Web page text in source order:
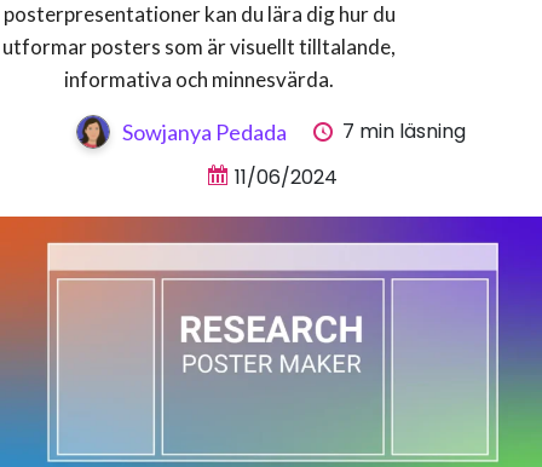
posterpresentationer kan du lära dig hur du
utformar posters som är visuellt tilltalande,
informativa och minnesvärda.
Sowjanya Pedada
7 min läsning
11/06/2024